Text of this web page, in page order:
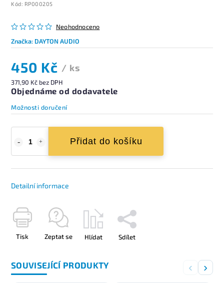
Kód: RP000205
Neohodnoceno
Značka: DAYTON AUDIO
450 Kč / ks
371,90 Kč bez DPH
Objednáme od dodavatele
Možnosti doručení
Přidat do košíku
Detailní informace
Tisk Zeptat se Hlídat Sdílet
SOUVISEJÍCÍ PRODUKTY ‹ ›